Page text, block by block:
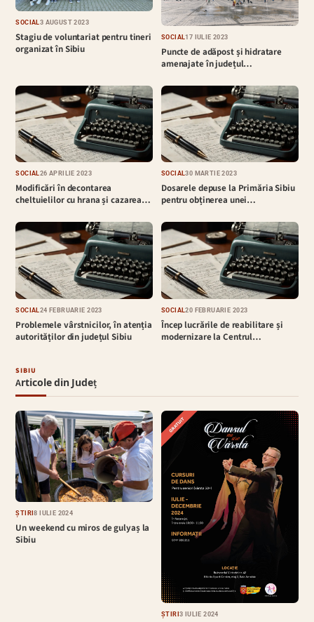
SOCIAL3 AUGUST 2023
Stagiu de voluntariat pentru tineri
organizat în Sibiu
SOCIAL17 IULIE 2023
Puncte de adăpost și hidratare
amenajate în județul…
SOCIAL26 APRILIE 2023
Modificări în decontarea
cheltuielilor cu hrana și cazarea…
SOCIAL30 MARTIE 2023
Dosarele depuse la Primăria Sibiu
pentru obținerea unei…
SOCIAL24 FEBRUARIE 2023
Problemele vârstnicilor, în atenția
autorităților din județul Sibiu
SOCIAL20 FEBRUARIE 2023
Încep lucrările de reabilitare și
modernizare la Centrul…
SIBIU
Articole din Județ
ȘTIRI8 IULIE 2024
Un weekend cu miros de gulyaș la
Sibiu
ȘTIRI3 IULIE 2024